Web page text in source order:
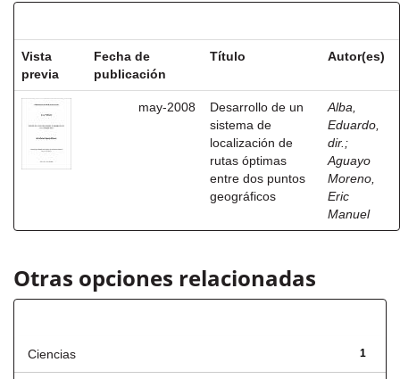
Vista
previa
Fecha de
publicación
Título Autor(es)
may-2008
Desarrollo de un
sistema de
localización de
rutas óptimas
entre dos puntos
geográficos
Alba,
Eduardo,
dir. ;
Aguayo
Moreno,
Eric
Manuel
Otras opciones relacionadas
1
Ciencias